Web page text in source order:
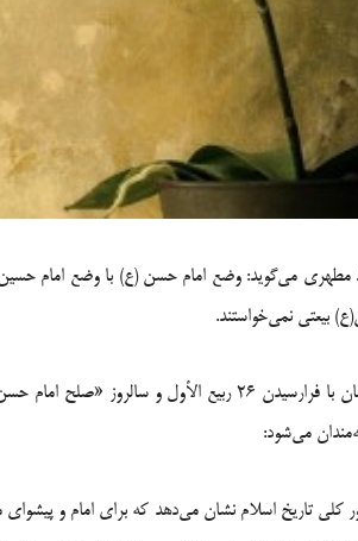
می‌گوید: وضع امام حسن (ع) با وضع امام
بیعتی نمى‌خواستند.
همزمان با فرارسیدن 26 ربیع الأول و
می‌شود:
کلی تاریخ اسلام نشان مى‌دهد که براى امام و